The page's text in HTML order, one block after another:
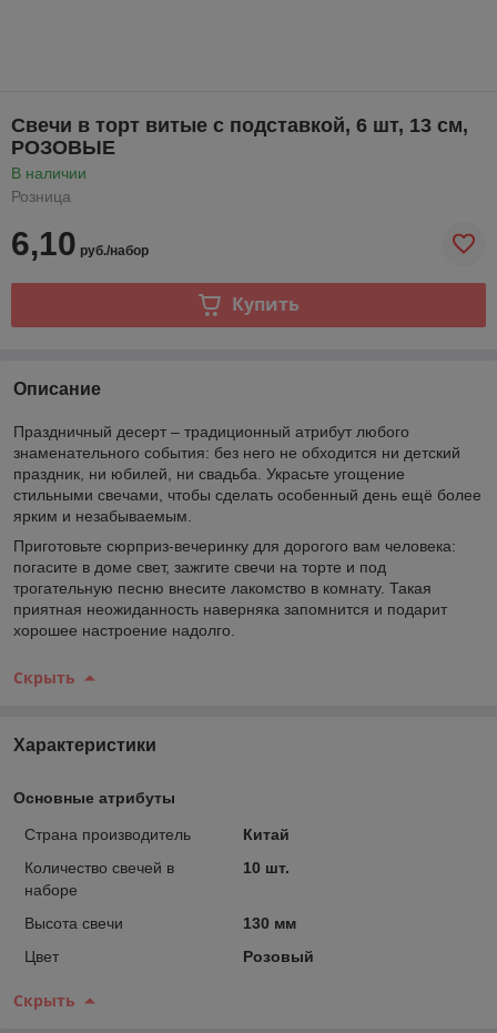
Свечи в торт витые с подставкой, 6 шт, 13 см,
РОЗОВЫЕ
В наличии
Розница
6,10 руб./набор
Купить
Описание
Праздничный десерт – традиционный атрибут любого
знаменательного события: без него не обходится ни детский
праздник, ни юбилей, ни свадьба. Украсьте угощение
стильными свечами, чтобы сделать особенный день ещё более
ярким и незабываемым.
Приготовьте сюрприз-вечеринку для дорогого вам человека:
погасите в доме свет, зажгите свечи на торте и под
трогательную песню внесите лакомство в комнату. Такая
приятная неожиданность наверняка запомнится и подарит
хорошее настроение надолго.
Скрыть
Характеристики
Основные атрибуты
Страна производитель
Китай
Количество свечей в
наборе
10 шт.
Высота свечи
130 мм
Цвет
Розовый
Скрыть